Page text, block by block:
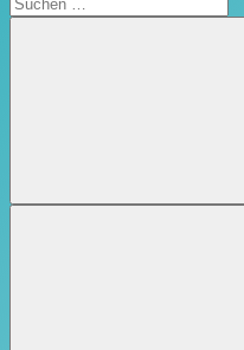
nach: